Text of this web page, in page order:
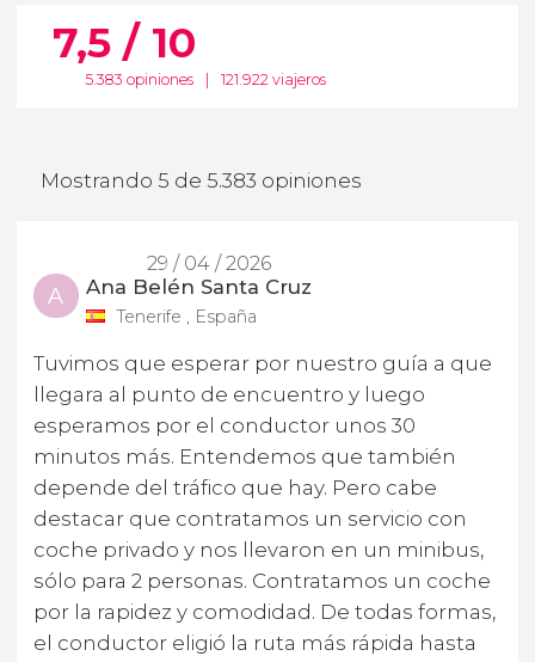
7,5 / 10
5.383 opiniones 121.922 viajeros
Mostrando 5 de 5.383 opiniones
29 / 04 / 2026
A Ana Belén Santa Cruz
Tenerife , España
Tuvimos que esperar por nuestro guía a que
llegara al punto de encuentro y luego
esperamos por el conductor unos 30
minutos más. Entendemos que también
depende del tráfico que hay. Pero cabe
destacar que contratamos un servicio con
coche privado y nos llevaron en un minibus,
sólo para 2 personas. Contratamos un coche
por la rapidez y comodidad. De todas formas,
el conductor eligió la ruta más rápida hasta